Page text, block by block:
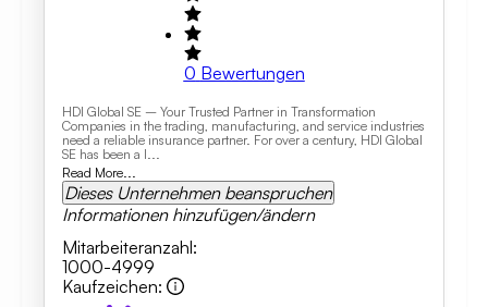
0 Bewertungen
HDI Global SE – Your Trusted Partner in Transformation
Companies in the trading, manufacturing, and service industries
need a reliable insurance partner. For over a century, HDI Global
SE has been a l...
Read More...
Dieses Unternehmen beanspruchen
Informationen hinzufügen/ändern
Mitarbeiteranzahl:
1000-4999
Kaufzeichen: